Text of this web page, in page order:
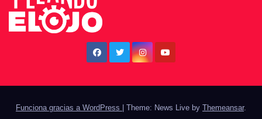
Funciona gracias a WordPress Theme: News Live by Themeansar.